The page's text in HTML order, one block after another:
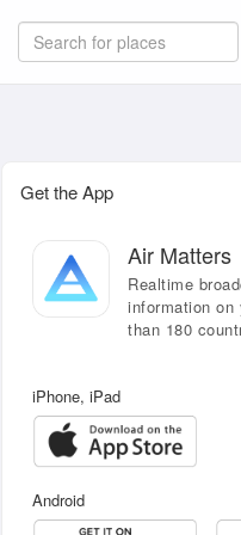
Get the App
Air Matters
Realtime
information on
than 180
iPhone, iPad
Android